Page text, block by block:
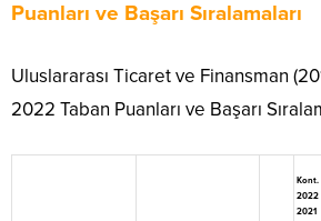
Puanları ve Başarı Sıralamaları
Uluslararası Ticaret ve Finansman
2022 Taban Puanları ve Başarı
Kont.
2022
2021